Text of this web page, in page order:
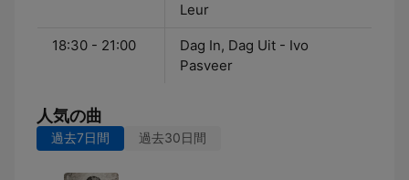
Leur
18:30 - 21:00
Dag In, Dag Uit - Ivo
Pasveer
人気の曲
過去7日間 過去30日間